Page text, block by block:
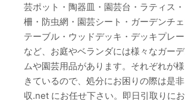
芸ポット・陶器皿・園芸台・ラティス・
柵・防虫網・園芸シート・ガーデンチ
テーブル・ウッドデッキ・デッキプレ
など、お庭やベランダには様々なガー
ムや園芸用品があります。それぞれが
きているので、処分にお困りの際は是
収.net にお任せ下さい。即日引取りにお